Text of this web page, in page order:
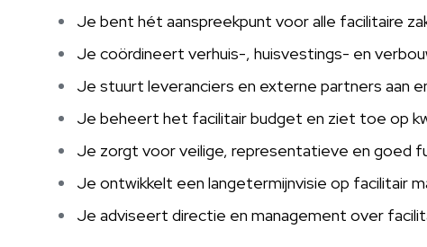
Je bent hét aanspreekpunt voor alle facilitaire
Je coördineert verhuis-, huisvestings- en
Je stuurt leveranciers en externe partners aan
Je beheert het facilitair budget en ziet toe op
Je zorgt voor veilige, representatieve en goed
Je ontwikkelt een langetermijnvisie op facilitair
Je adviseert directie en management over